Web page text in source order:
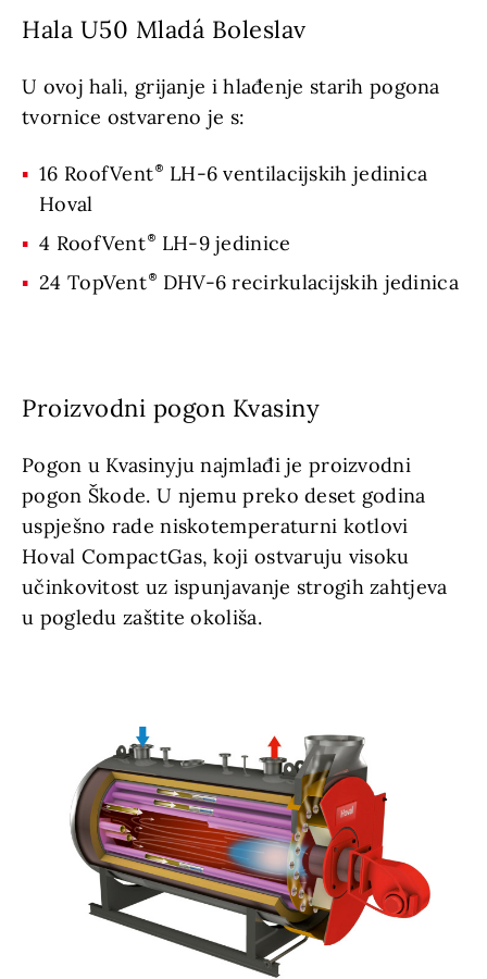
Hala U50 Mladá Boleslav
U ovoj hali, grijanje i hlađenje starih pogona
tvornice ostvareno je s:
16 RoofVent
LH-6 ventilacijskih jedinica
Hoval
4 RoofVent
LH-9 jedinice
24 TopVent
DHV-6 recirkulacijskih jedinica
Proizvodni pogon Kvasiny
Pogon u Kvasinyju najmlađi je proizvodni
pogon Škode. U njemu preko deset godina
uspješno rade niskotemperaturni kotlovi
Hoval CompactGas, koji ostvaruju visoku
učinkovitost uz ispunjavanje strogih zahtjeva
u pogledu zaštite okoliša.